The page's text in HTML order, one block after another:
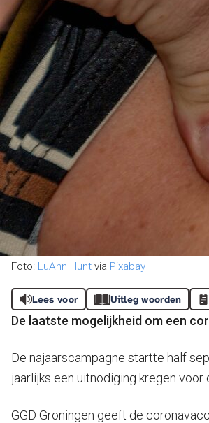
Foto: LuAnn Hunt via Pixabay
Lees voor Uitleg woorden
De laatste mogelijkheid om een
De najaarscampagne startte half
jaarlijks een uitnodiging kregen
GGD Groningen geeft de